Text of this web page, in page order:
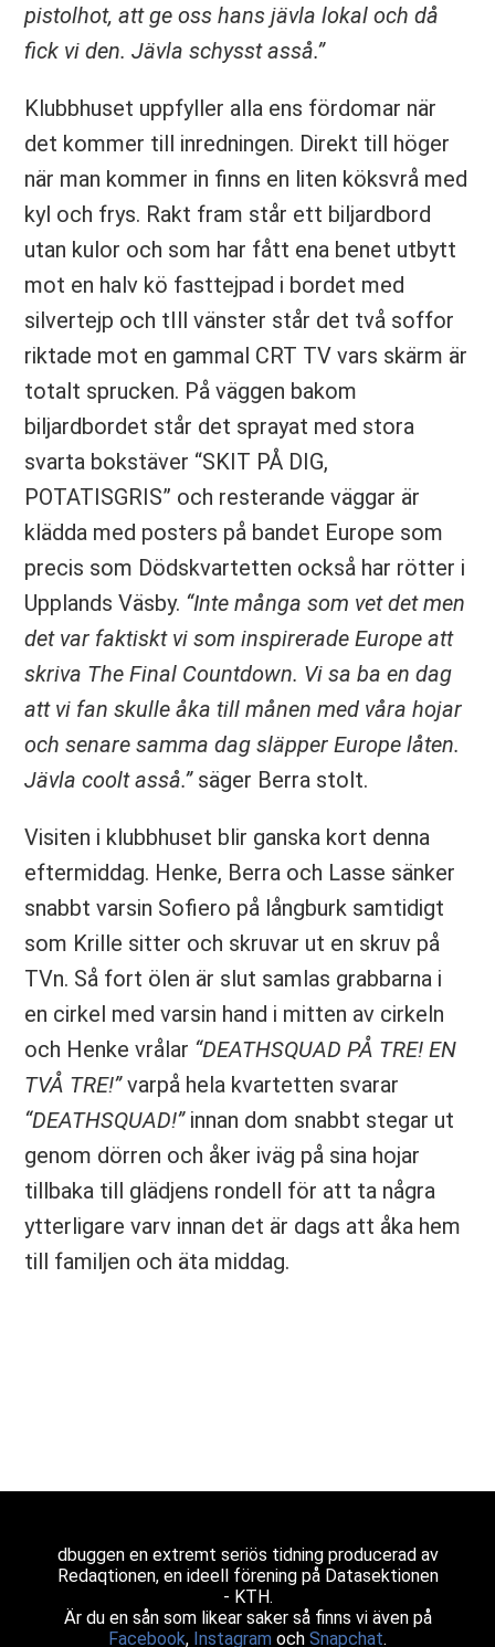
pistolhot, att ge oss hans jävla lokal och då
fick vi den. Jävla schysst asså.”
Klubbhuset uppfyller alla ens fördomar när
det kommer till inredningen. Direkt till höger
när man kommer in finns en liten köksvrå med
kyl och frys. Rakt fram står ett biljardbord
utan kulor och som har fått ena benet utbytt
mot en halv kö fasttejpad i bordet med
silvertejp och tIll vänster står det två soffor
riktade mot en gammal CRT TV vars skärm är
totalt sprucken. På väggen bakom
biljardbordet står det sprayat med stora
svarta bokstäver “SKIT PÅ DIG,
POTATISGRIS” och resterande väggar är
klädda med posters på bandet Europe som
precis som Dödskvartetten också har rötter i
Upplands Väsby. “Inte många som vet det men
det var faktiskt vi som inspirerade Europe att
skriva The Final Countdown. Vi sa ba en dag
att vi fan skulle åka till månen med våra hojar
och senare samma dag släpper Europe låten.
Jävla coolt asså.”säger Berra stolt.
Visiten i klubbhuset blir ganska kort denna
eftermiddag. Henke, Berra och Lasse sänker
snabbt varsin Sofiero på långburk samtidigt
som Krille sitter och skruvar ut en skruv på
TVn. Så fort ölen är slut samlas grabbarna i
en cirkel med varsin hand i mitten av cirkeln
och Henke vrålar “DEATHSQUAD PÅ TRE! EN
TVÅ TRE!”varpå hela kvartetten svarar
“DEATHSQUAD!”innan dom snabbt stegar ut
genom dörren och åker iväg på sina hojar
tillbaka till glädjens rondell för att ta några
ytterligare varv innan det är dags att åka hem
till familjen och äta middag.
dbuggen en extremt seriös tidning producerad av
Redaqtionen, en ideell förening på Datasektionen
- KTH.
Är du en sån som likear saker så finns vi även på
Facebook, Instagram och Snapchat.